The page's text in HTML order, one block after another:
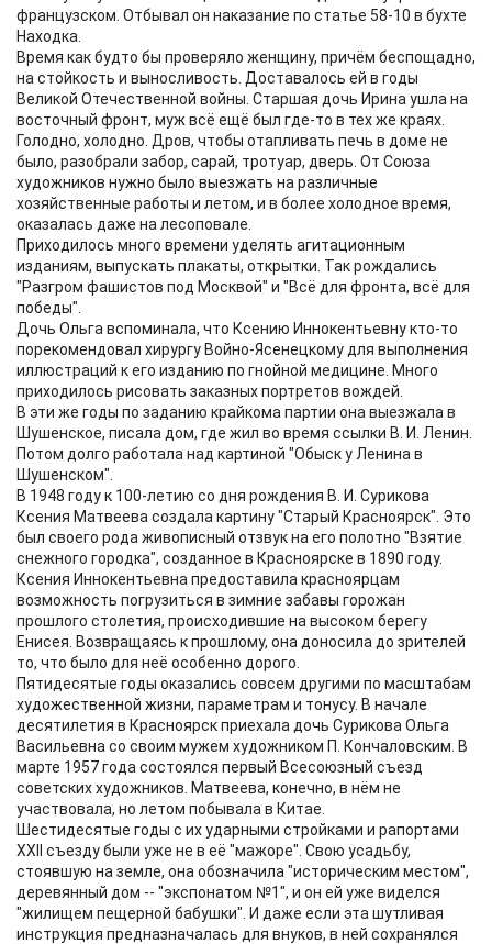
французском. Отбывал он наказание по статье 58-10 в бухте
Находка.
Время как будто бы проверяло женщину, причём беспощадно,
на стойкость и выносливость. Доставалось ей в годы
Великой Отечественной войны. Старшая дочь Ирина ушла на
восточный фронт, муж всё ещё был где-то в тех же краях.
Голодно, холодно. Дров, чтобы отапливать печь в доме не
было, разобрали забор, сарай, тротуар, дверь. От Союза
художников нужно было выезжать на различные
хозяйственные работы и летом, и в более холодное время,
оказалась даже на лесоповале.
Приходилось много времени уделять агитационным
изданиям, выпускать плакаты, открытки. Так рождались
"Разгром фашистов под Москвой" и "Всё для фронта, всё для
победы".
Дочь Ольга вспоминала, что Ксению Иннокентьевну кто-то
порекомендовал хирургу Войно-Ясенецкому для выполнения
иллюстраций к его изданию по гнойной медицине. Много
приходилось рисовать заказных портретов вождей.
В эти же годы по заданию крайкома партии она выезжала в
Шушенское, писала дом, где жил во время ссылки В. И. Ленин.
Потом долго работала над картиной "Обыск у Ленина в
Шушенском".
В 1948 году к 100-летию со дня рождения В. И. Сурикова
Ксения Матвеева создала картину "Старый Красноярск". Это
был своего рода живописный отзвук на его полотно "Взятие
снежного городка", созданное в Красноярске в 1890 году.
Ксения Иннокентьевна предоставила красноярцам
возможность погрузиться в зимние забавы горожан
прошлого столетия, происходившие на высоком берегу
Енисея. Возвращаясь к прошлому, она доносила до зрителей
то, что было для неё особенно дорого.
Пятидесятые годы оказались совсем другими по масштабам
художественной жизни, параметрам и тонусу. В начале
десятилетия в Красноярск приехала дочь Сурикова Ольга
Васильевна со своим мужем художником П. Кончаловским. В
марте 1957 года состоялся первый Всесоюзный съезд
советских художников. Матвеева, конечно, в нём не
участвовала, но летом побывала в Китае.
Шестидесятые годы с их ударными стройками и рапортами
XXII съезду были уже не в её "мажоре". Свою усадьбу,
стоявшую на земле, она обозначила "историческим местом",
деревянный дом -- "экспонатом №1", и он ей уже виделся
"жилищем пещерной бабушки". И даже если эта шутливая
инструкция предназначалась для внуков, в ней сохранялся